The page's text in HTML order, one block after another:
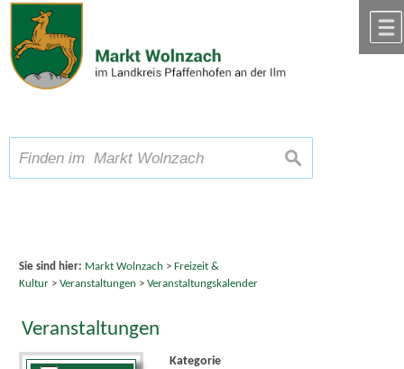
Zum Inhalt,zur Navigation
Schriftgröße A A A suchen
Sie sind hier: Markt Wolnzach > Freizeit &
Kultur> Veranstaltungen > Veranstaltungskalender
Veranstaltungen
Kategorie